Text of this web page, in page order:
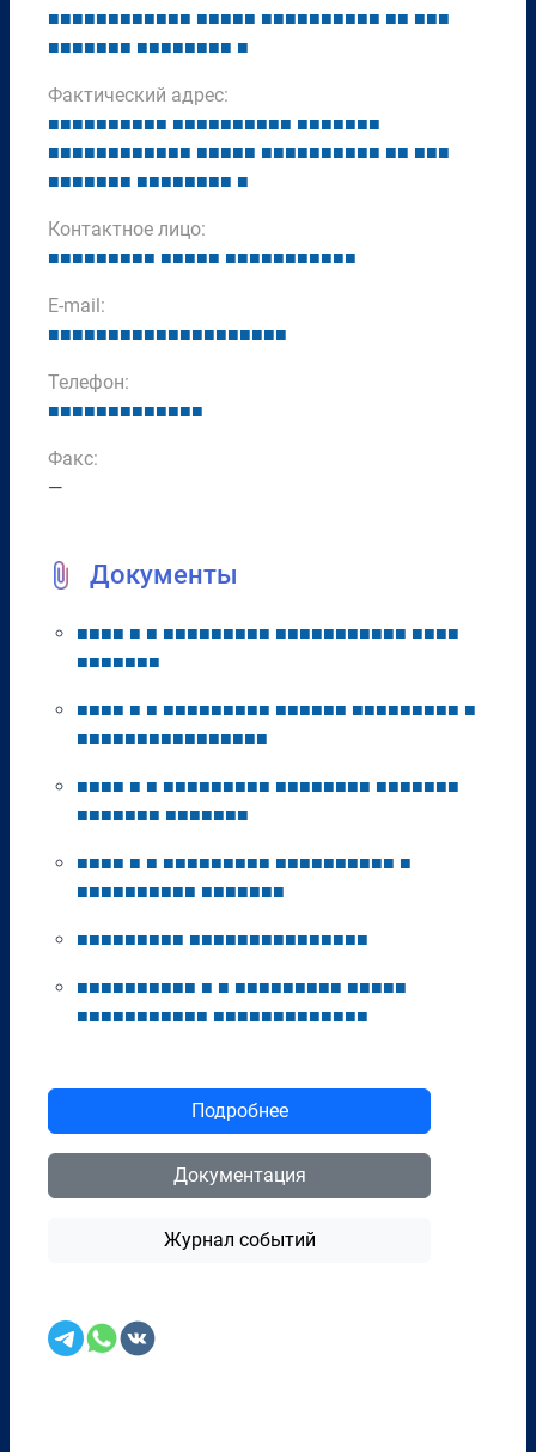
■■■■■■■■■■■■ ■■■■■ ■■■■■■■■■■ ■■ ■■■
■■■■■■■ ■■■■■■■■ ■
Фактический адрес:
■■■■■■■■■■ ■■■■■■■■■■ ■■■■■■■
■■■■■■■■■■■■ ■■■■■ ■■■■■■■■■■ ■■ ■■■
■■■■■■■ ■■■■■■■■ ■
Контактное лицо:
■■■■■■■■■ ■■■■■ ■■■■■■■■■■■
E-mail:
■■■■■■■■■■■■■■■■■■■■
Телефон:
■■■■■■■■■■■■■
Факс:
—
Документы
■■■■ ■ ■ ■■■■■■■■■ ■■■■■■■■■■■ ■■■■
■■■■■■■
■■■■ ■ ■ ■■■■■■■■■ ■■■■■■ ■■■■■■■■■ ■
■■■■■■■■■■■■■■■■
■■■■ ■ ■ ■■■■■■■■■ ■■■■■■■■ ■■■■■■■
■■■■■■■ ■■■■■■■
■■■■ ■ ■ ■■■■■■■■■ ■■■■■■■■■■ ■
■■■■■■■■■■ ■■■■■■■
■■■■■■■■■ ■■■■■■■■■■■■■■■
■■■■■■■■■■ ■ ■ ■■■■■■■■■ ■■■■■
■■■■■■■■■■■ ■■■■■■■■■■■■■
Подробнее
Документация
Журнал событий